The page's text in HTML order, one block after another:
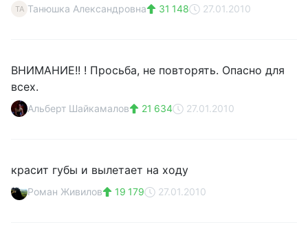
ТА Танюшка Александровна 31 148 27.01.2010
ВНИМАНИЕ!! ! Просьба, не повторять. Опасно для
всех.
Альберт Шайкамалов 21 634 27.01.2010
красит губы и вылетает на ходу
Роман Живилов 19 179 27.01.2010